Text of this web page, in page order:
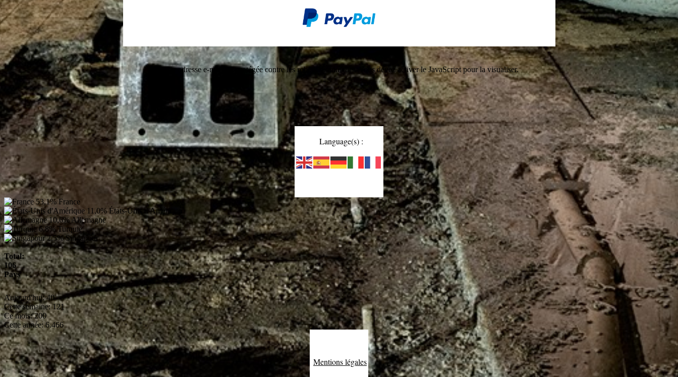
Cette adresse e-mail est protégée contre les robots spammeurs. Vous devez activer le JavaScript pour la visualiser.
Language(s) :
53,1% France
11,0% États-Unis d'Amérique
10,6% Allemagne
6,8% Turquie
2,5% Singapour
Total:
106
Pays
Aujourd'hui: 40
Cette semaine: 121
Ce mois: 200
Cette année: 6.466
Mentions légales